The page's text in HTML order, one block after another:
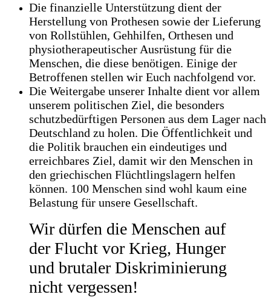
Die finanzielle Unterstützung dient der
Herstellung von Prothesen sowie der Lieferung
von Rollstühlen, Gehhilfen, Orthesen und
physiotherapeutischer Ausrüstung für die
Menschen, die diese benötigen. Einige der
Betroffenen stellen wir Euch nachfolgend vor.
Die Weitergabe unserer Inhalte dient vor allem
unserem politischen Ziel, die besonders
schutzbedürftigen Personen aus dem Lager nach
Deutschland zu holen. Die Öffentlichkeit und
die Politik brauchen ein eindeutiges und
erreichbares Ziel, damit wir den Menschen in
den griechischen Flüchtlingslagern helfen
können. 100 Menschen sind wohl kaum eine
Belastung für unsere Gesellschaft.
Wir dürfen die Menschen auf
der Flucht vor Krieg, Hunger
und brutaler Diskriminierung
nicht vergessen!